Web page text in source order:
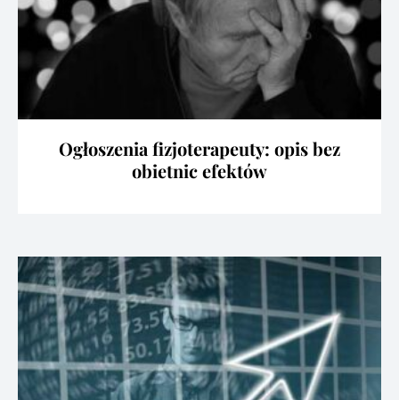
Ogłoszenia fizjoterapeuty: opis bez
obietnic efektów